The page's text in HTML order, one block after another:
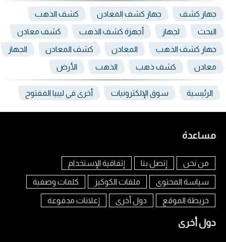
جهاز كشف جهاز كشف المعادن كشف الذهب
البحث لجهاز أجهزة كشف الذهب كشف معادن
جهاز كشف الذهب المعادن كشف المعادن الجهاز
معادن كشف ذهب الذهب الأرض
الرئيسية سوق الإلكترونيات أخرى في ليبيا المفتوح
مساعدة
من نحن إتصل بنا إتفاقية الإستخدام
سياسة المحتوى ملفات الكوكيز كلمات وصفية
خريطة الموقع دول أخرى إعلانات مدفوعة
دول أخرى